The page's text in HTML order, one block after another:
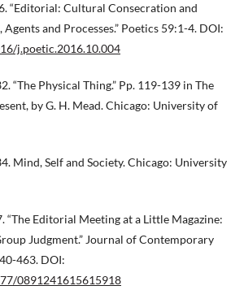
“Editorial: Cultural Consecration and
and Processes.” Poetics 59:1-4. DOI:
j.poetic.2016.10.004
“The Physical Thing.” Pp. 119-139 in The
by G. H. Mead. Chicago: University of
Mind, Self and Society. Chicago: University
“The Editorial Meeting at a Little Magazine:
Judgment.” Journal of Contemporary
463. DOI:
0891241615615918